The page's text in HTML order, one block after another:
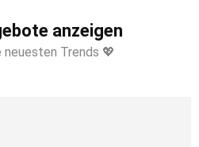
anzeigen
Trends 💖